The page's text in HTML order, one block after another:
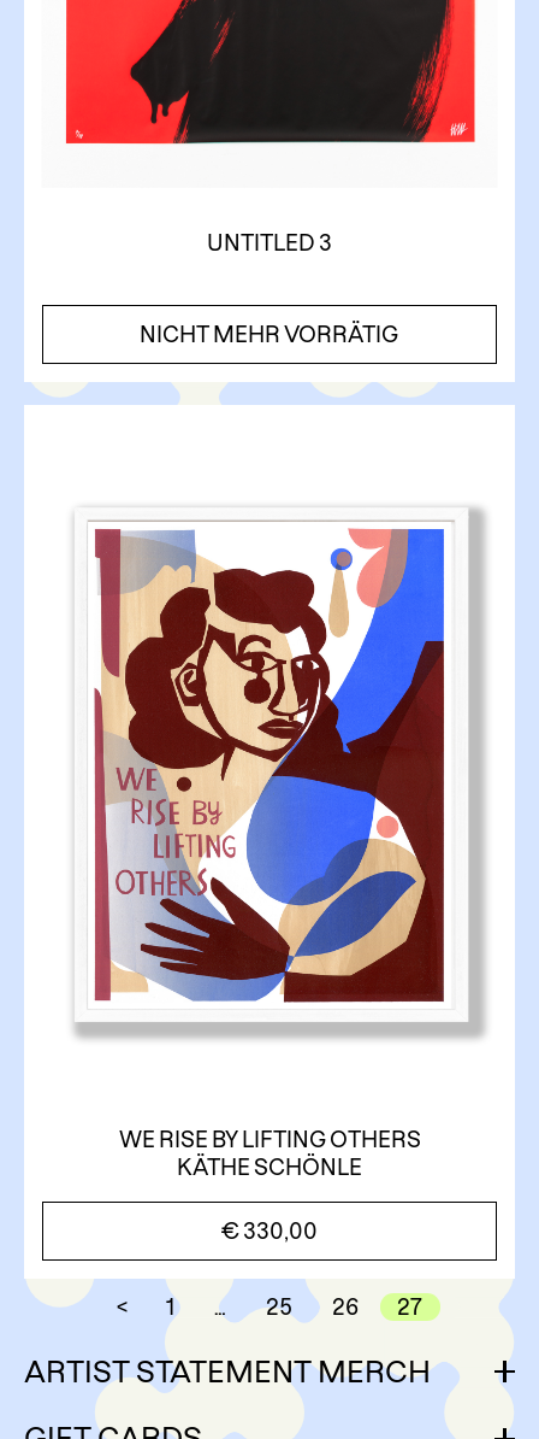
UNTITLED 3
NICHT MEHR VORRÄTIG
WE RISE BY LIFTING OTHERS
KÄTHE SCHÖNLE
€330,00
< 1 … 25 26 27
ARTIST STATEMENT MERCH